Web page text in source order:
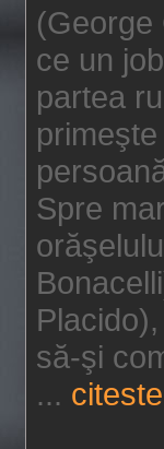
(George
ce un
partea
Spre
să-şi
...